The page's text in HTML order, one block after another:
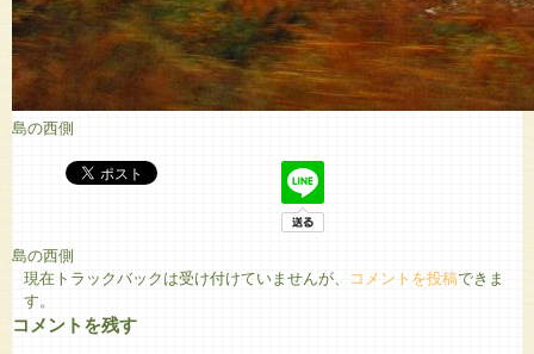
島の西側
島の西側
現在トラックバックは受け付けていませんが、
コメントを投稿できま
す。
コメントを残す